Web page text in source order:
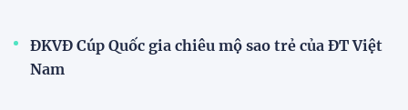
Đội tuyển nữ Việt Nam